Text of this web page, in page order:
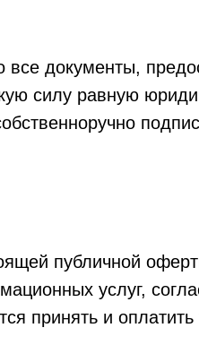
документы,
силу равную
публичной
услуг,
принять и оплатить